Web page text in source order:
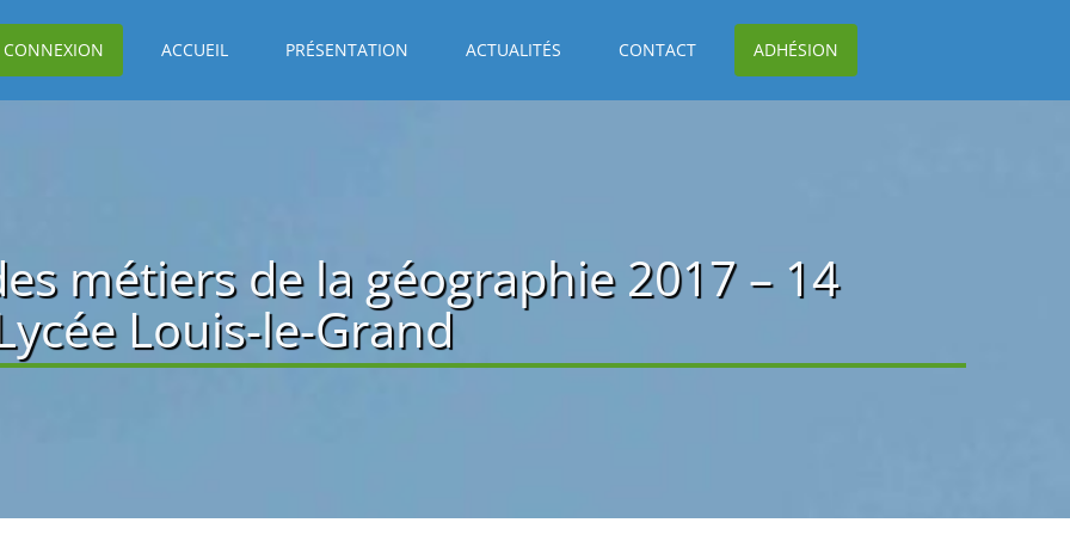
CONNEXION ACCUEIL PRÉSENTATION ACTUALITÉS CONTACT ADHÉSION
métiers de la géographie 2017 – 14
Louis-le-Grand